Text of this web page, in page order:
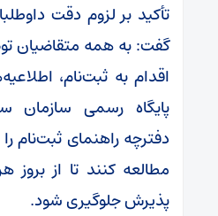
تأکید بر لزوم دقت
گفت: به همه متقاضیان
اقدام به ثبت‌نام،
پایگاه رسمی
دفترچه راهنمای ثبت‌نام
مطالعه کنند تا از بروز
پذیرش جلوگیری شود.